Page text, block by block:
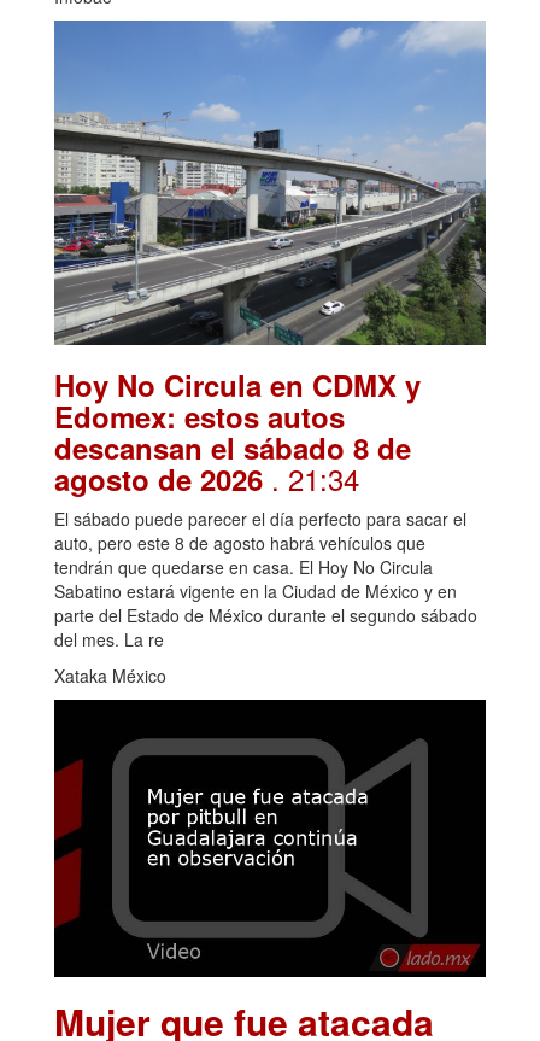
Hoy No Circula en CDMX y
Edomex: estos autos
descansan el sábado 8 de
agosto de 2026 . 21:34
El sábado puede parecer el día perfecto para sacar el
auto, pero este 8 de agosto habrá vehículos que
tendrán que quedarse en casa. El Hoy No Circula
Sabatino estará vigente en la Ciudad de México y en
parte del Estado de México durante el segundo sábado
del mes. La re
Xataka México
Mujer que fue atacada